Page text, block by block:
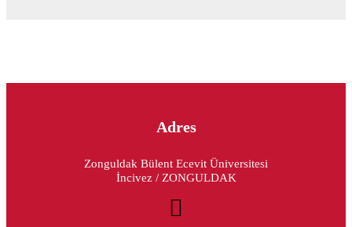
Adres
Zonguldak Bülent Ecevit Üniversitesi
İncivez / ZONGULDAK